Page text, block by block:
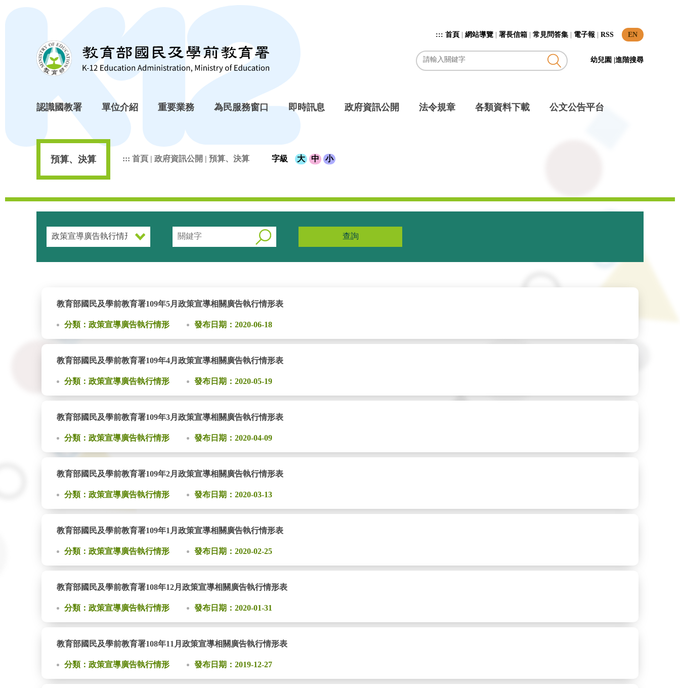
跳到主要內容區塊
::: 首頁 網站導覽 署長信箱 常見問答集 電子報 RSS EN
幼兒園 進階搜尋
認識國教署 單位介紹 重要業務 為民服務窗口 即時訊息 政府資訊公開 法令規章 各類資料下載 公文公告平台
預算、決算 ::: 首頁 | 政府資訊公開 | 預算、決算 字級 大 中 小
查詢
教育部國民及學前教育署109年5月政策宣導相關廣告執行情形表
分類：政策宣導廣告執行情形 發布日期：2020-06-18
教育部國民及學前教育署109年4月政策宣導相關廣告執行情形表
分類：政策宣導廣告執行情形 發布日期：2020-05-19
教育部國民及學前教育署109年3月政策宣導相關廣告執行情形表
分類：政策宣導廣告執行情形 發布日期：2020-04-09
教育部國民及學前教育署109年2月政策宣導相關廣告執行情形表
分類：政策宣導廣告執行情形 發布日期：2020-03-13
教育部國民及學前教育署109年1月政策宣導相關廣告執行情形表
分類：政策宣導廣告執行情形 發布日期：2020-02-25
教育部國民及學前教育署108年12月政策宣導相關廣告執行情形表
分類：政策宣導廣告執行情形 發布日期：2020-01-31
教育部國民及學前教育署108年11月政策宣導相關廣告執行情形表
分類：政策宣導廣告執行情形 發布日期：2019-12-27